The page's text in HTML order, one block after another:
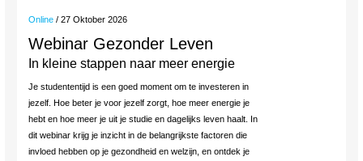
Online / 27 Oktober 2026
Webinar Gezonder Leven
In kleine stappen naar meer energie
Je studententijd is een goed moment om te investeren in
jezelf. Hoe beter je voor jezelf zorgt, hoe meer energie je
hebt en hoe meer je uit je studie en dagelijks leven haalt. In
dit webinar krijg je inzicht in de belangrijkste factoren die
invloed hebben op je gezondheid en welzijn, en ontdek je